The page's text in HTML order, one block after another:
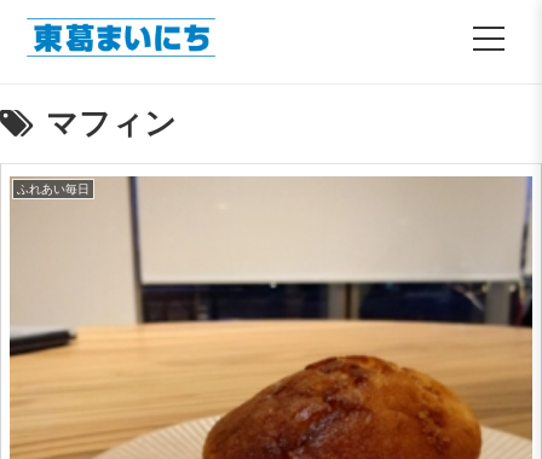
マフィン
ふれあい毎日